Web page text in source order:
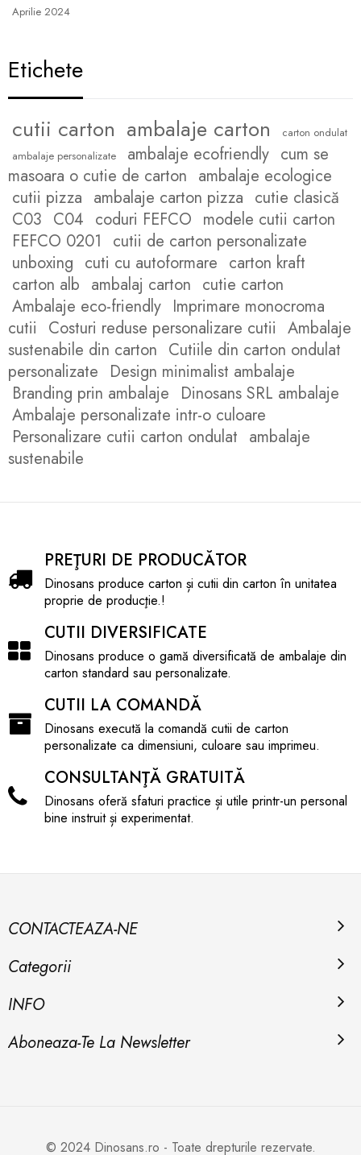
Aprilie 2024
Etichete
cutii carton ambalaje carton
carton ondulat
ambalaje personalizate
ambalaje ecofriendly cum se
masoara o cutie de carton ambalaje ecologice
cutii pizza ambalaje carton pizza cutie clasică
C03 C04 coduri FEFCO modele cutii carton
FEFCO 0201 cutii de carton personalizate
unboxing cuti cu autoformare carton kraft
carton alb ambalaj carton cutie carton
Ambalaje eco-friendly Imprimare monocroma
cutii Costuri reduse personalizare cutii Ambalaje
sustenabile din carton Cutiile din carton ondulat
personalizate Design minimalist ambalaje
Branding prin ambalaje Dinosans SRL ambalaje
Ambalaje personalizate intr-o culoare
Personalizare cutii carton ondulat ambalaje
sustenabile
PREŢURI DE PRODUCĂTOR
Dinosans produce carton și cutii din carton în unitatea
proprie de producţie.!
CUTII DIVERSIFICATE
Dinosans produce o gamă diversificată de ambalaje din
carton standard sau personalizate.
CUTII LA COMANDĂ
Dinosans execută la comandă cutii de carton
personalizate ca dimensiuni, culoare sau imprimeu.
CONSULTANŢĂ GRATUITĂ
Dinosans oferă sfaturi practice și utile printr-un personal
bine instruit și experimentat.
CONTACTEAZA-NE
Categorii
INFO
Aboneaza-Te La Newsletter
© 2024 Dinosans.ro - Toate drepturile rezervate.